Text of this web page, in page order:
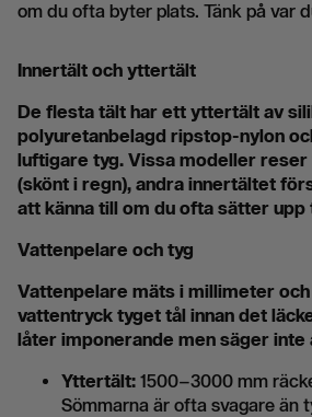
om du ofta byter plats. Tänk på var
Innertält och yttertält
De flesta tält har ett yttertält av
polyuretanbelagd ripstop-nylon
luftigare tyg. Vissa modeller
(skönt i regn), andra innertältet
att känna till om du ofta sätter upp
Vattenpelare och tyg
Vattenpelare mäts i millimeter
vattentryck tyget tål innan det
låter imponerande men säger inte
Yttertält: 1500–3000 mm
Sömmarna är ofta svagare än